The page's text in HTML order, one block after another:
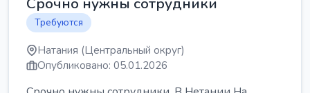
Требуются
Натания (Центральный округ)
Опубликовано: 05.01.2026